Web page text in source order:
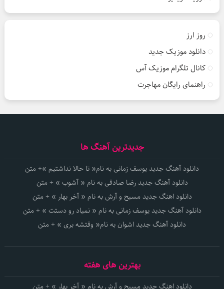
روز ارز
دانلود موزیک جدید
کانال تلگرام موزیک آس
راهنمای رایگان مهاجرت
جدیدترین آهنگ ها
دانلود آهنگ جدید یوسف زمانی به نام« تا حالا نداشتیم »+ متن
دانلود آهنگ جدید رضا صادقی به نام « آشوب » + متن
دانلود اهنگ جدید مسیح و آرش به نام « آخر بهار » + متن
دانلود آهنگ جدید یوسف زمانی به نام « نمیاد رو دستت » + متن
دانلود آهنگ جدید اشوان به نام« وقتشه بری » + متن
بهترین های هفته
دانلود اهنگ جدید مسیح و آرش به نام « آخر بهار » + متن